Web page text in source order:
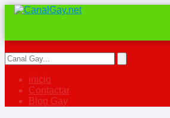
inicio
Contactar
Blog Gay